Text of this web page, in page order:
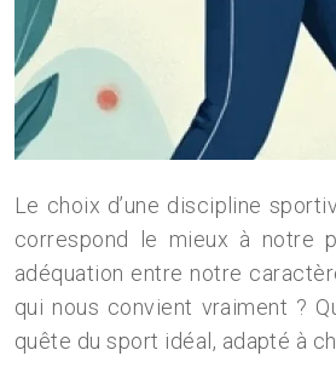
Le choix d’une discipline
correspond le mieux à notre
adéquation entre notre
qui nous convient vraiment ?
quête du sport idéal, adapté à